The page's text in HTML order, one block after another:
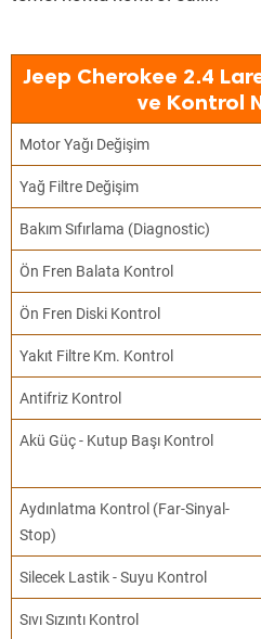
Jeep Cherokee 2.4
ve Kontrol
Motor Yağı Değişim
Yağ Filtre Değişim
Bakım Sıfırlama (Diagnostic)
Ön Fren Balata Kontrol
Ön Fren Diski Kontrol
Yakıt Filtre Km. Kontrol
Antifriz Kontrol
Akü Güç - Kutup Başı Kontrol
Aydınlatma Kontrol (Far-Sinyal-
Stop)
Silecek Lastik - Suyu Kontrol
Sıvı Sızıntı Kontrol